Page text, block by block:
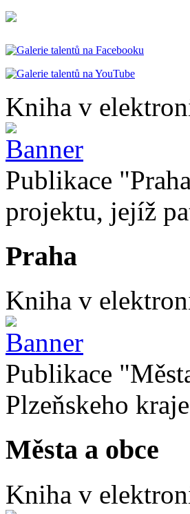
Kniha v
Publikace
projektu, jejíž
Praha
Kniha v
Publikace
Plzeňskeho
Města a obce
Kniha v